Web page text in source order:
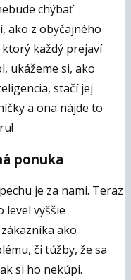
chýbať
ako z obyčajného
každý prejaví
ukážeme si, ako
stačí jej
a ona nájde to
ponuka
je za nami. Teraz
level vyššie
ako
či túžby, že sa
si ho nekúpi.